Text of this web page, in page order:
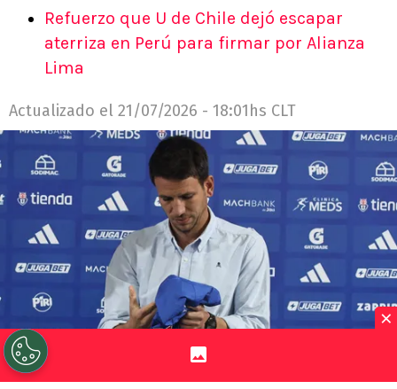
Refuerzo que U de Chile dejó escapar
aterriza en Perú para firmar por Alianza
Lima
Actualizado el 21/07/2026 - 18:01hs CLT
©Diego Martin/Photosport.
×